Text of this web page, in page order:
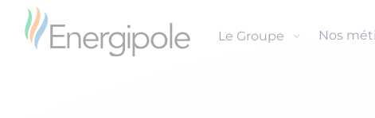
Le Groupe Nos